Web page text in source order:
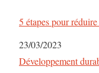
5 étapes pour
Date
23/03/2023
Par rapport à
Développement